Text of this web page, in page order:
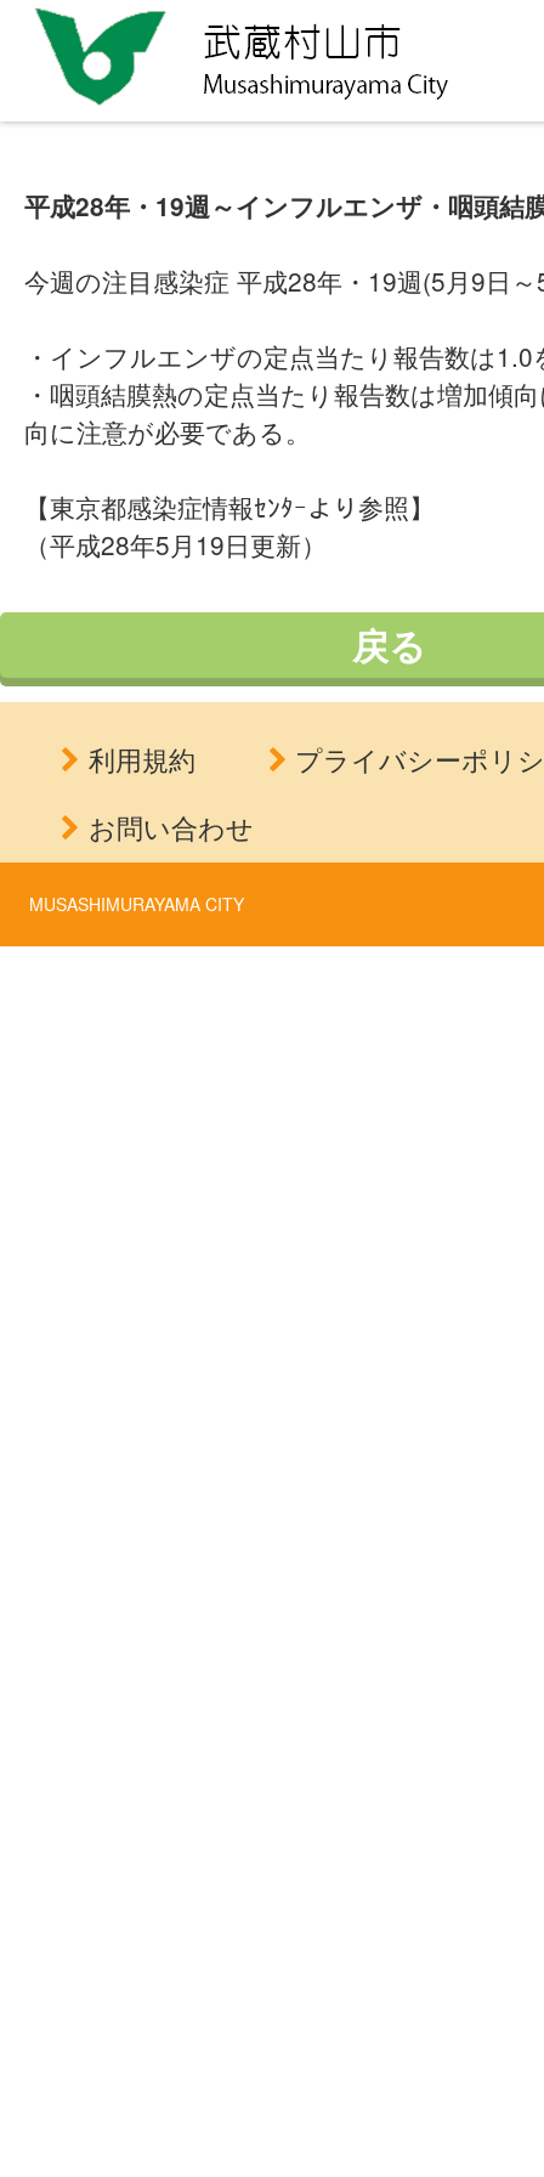
平成28年・19週～インフルエンザ・咽頭結
今週の注目感染症 平成28年・19週(5月9日
・インフルエンザの定点当たり報告数は
・咽頭結膜熱の定点当たり報告数は増加傾
向に注意が必要である。
【東京都感染症情報ｾﾝﾀｰより参照】
（平成28年5月19日更新）
戻る
利用規約
プライバシーポリ
お問い合わせ
MUSASHIMURAYAMA CITY